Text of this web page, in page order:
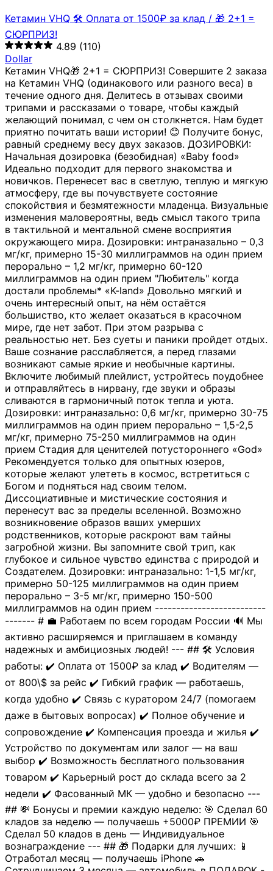
Кетамин VHQ 🛠 Оплата от 1500₽ за клад / 🎁 2+1 =
СЮРПРИЗ!
4.89 (110)
Dollar
Кетамин VHQ🎁 2+1 = СЮРПРИЗ! Совершите 2 заказа
на Кетамин VHQ (одинакового или разного веса) в
течение одного дня. Делитесь в отзывах своими
трипами и рассказами о товаре, чтобы каждый
желающий понимал, с чем он столкнется. Нам будет
приятно почитать ваши истории! 😊 Получите бонус,
равный среднему весу двух заказов. ДОЗИРОВКИ:
Начальная дозировка (безобидная) «Baby food»
Идеально подходит для первого знакомства и
новичков. Перенесет вас в светлую, теплую и мягкую
атмосферу, где вы почувствуете состояние
спокойствия и безмятежности младенца. Визуальные
изменения маловероятны, ведь смысл такого трипа
в тактильной и ментальной смене восприятия
окружающего мира. Дозировки: интраназально – 0,3
мг/кг, примерно 15-30 миллиграммов на один прием
перорально – 1,2 мг/кг, примерно 60-120
миллиграммов на один прием "Любитель" когда
достали проблемы* «K-land» Довольно мягкий и
очень интересный опыт, на нём остаётся
большиство, кто желает оказаться в красочном
мире, где нет забот. При этом разрыва с
реальностью нет. Без суеты и паники пройдет отдых.
Ваше сознание расслабляется, а перед глазами
возникают самые яркие и необычные картины.
Включите любимый плейлист, устройтесь поудобнее
и отправляйтесь в нирвану, где звуки и образы
сливаются в гармоничный поток тепла и уюта.
Дозировки: интраназально: 0,6 мг/кг, примерно 30-75
миллиграммов на один прием перорально – 1,5-2,5
мг/кг, примерно 75-250 миллиграммов на один
прием Стадия для ценителей потустороннего «God»
Рекомендуется только для опытных юзеров,
которые желают улететь в космос, встретиться с
Богом и подняться над своим телом.
Диссоциативные и мистические состояния и
перенесут вас за пределы вселенной. Возможно
возникновение образов ваших умерших
родственников, которые раскроют вам тайны
загробной жизни. Вы запомните свой трип, как
глубокое и сильное чувство единства с природой и
Создателем. Дозировки: интраназально: 1-1,5 мг/кг,
примерно 50-125 миллиграммов на один прием
перорально – 3-5 мг/кг, примерно 150-500
миллиграммов на один прием --------------------------
------- # 💼 Работаем по всем городам России 🔊 Мы
активно расширяемся и приглашаем в команду
надежных и амбициозных людей! --- ## 🛠 Условия
работы: ✔️ Оплата от 1500₽ за клад ✔️ Водителям —
от 800\$ за рейс ✔️ Гибкий график — работаешь,
когда удобно ✔️ Связь с куратором 24/7 (помогаем
даже в бытовых вопросах) ✔️ Полное обучение и
сопровождение ✔️ Компенсация проезда и жилья ✔️
Устройство по документам или залог — на ваш
выбор ✔️ Возможность бесплатного пользования
товаром ✔️ Карьерный рост до склада всего за 2
недели ✔️ Фасованный МК — удобно и безопасно ---
## 💸 Бонусы и премии каждую неделю: 🎯 Сделал 60
кладов за неделю — получаешь +5000₽ ПРЕМИИ 🎯
Сделал 50 кладов в день — Индивидуальное
вознаграждение --- ## 🎁 Подарки для лучших: 📱
Отработал месяц — получаешь iPhone 🚗